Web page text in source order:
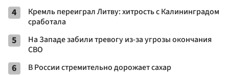
4
Кремль переиграл Литву: хитрость с Калининградом
сработала
5
На Западе забили тревогу из-за угрозы окончания
СВО
6 В России стремительно дорожает сахар